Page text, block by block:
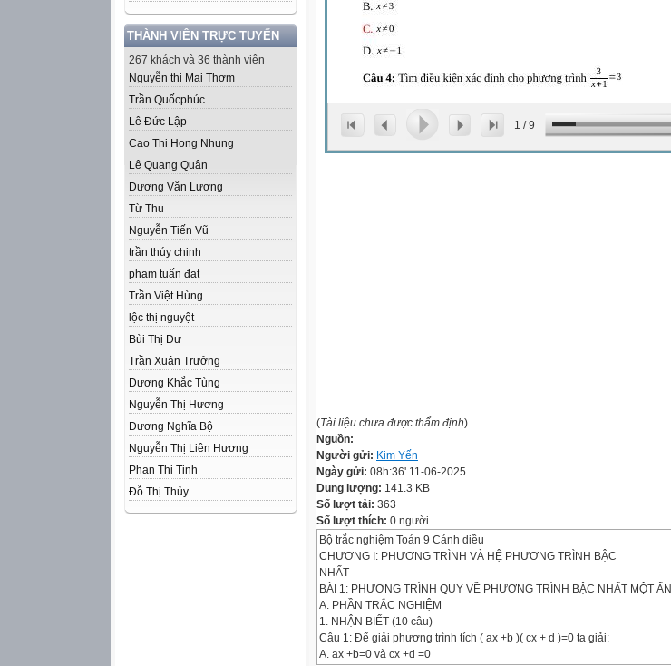
THÀNH VIÊN TRỰC TUYẾN
267 khách và 36 thành viên
Nguyễn thị Mai Thơm
Trần Quốcphúc
Lê Đức Lập
Cao Thi Hong Nhung
Lê Quang Quân
Dương Văn Lương
Từ Thu
Nguyễn Tiến Vũ
trần thúy chinh
phạm tuấn đạt
Trần Việt Hùng
lộc thị nguyệt
Bùi Thị Dư
Trần Xuân Trưởng
Dương Khắc Tùng
Nguyễn Thị Hương
Dương Nghĩa Bộ
Nguyễn Thị Liên Hương
Phan Thi Tinh
Đỗ Thị Thủy
1 /9
(Tài liệu chưa được thẩm định)
Nguồn:
Người gửi: Kim Yến
Ngày gửi: 08h:36' 11-06-2025
Dung lượng: 141.3 KB
Số lượt tải: 363
Số lượt thích: 0 người
Bộ trắc nghiệm Toán 9 Cánh diều
CHƯƠNG I: PHƯƠNG TRÌNH VÀ HỆ PHƯƠNG TRÌNH BẬC
NHẤT
BÀI 1: PHƯƠNG TRÌNH QUY VỀ PHƯƠNG TRÌNH BẬC NHẤT MỘT ẨN
A. PHẦN TRẮC NGHIỆM
1. NHẬN BIẾT (10 câu)
Câu 1: Để giải phương trình tích ( ax +b )( cx + d )=0 ta giải:
A. ax +b=0 và cx +d =0